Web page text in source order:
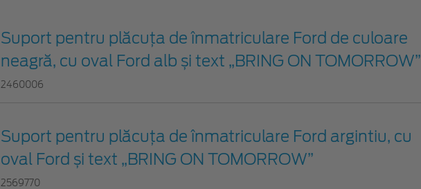
Suport pentru plăcuța de înmatriculare Ford de culoare
neagră, cu oval Ford alb și text „BRING ON TOMORROW”
2460006
Suport pentru plăcuța de înmatriculare Ford argintiu, cu
oval Ford și text „BRING ON TOMORROW”
2569770